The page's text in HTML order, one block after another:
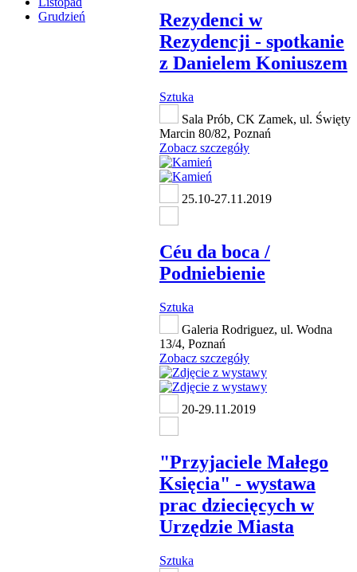
Grudzień
Rezydenci w
Rezydencji - spotkanie
z Danielem Koniuszem
Sztuka
Sala Prób, CK Zamek, ul. Święty
Marcin 80/82, Poznań
Zobacz szczegóły
25.10-27.11.2019
Céu da boca /
Podniebienie
Sztuka
Galeria Rodriguez, ul. Wodna
13/4, Poznań
Zobacz szczegóły
20-29.11.2019
"Przyjaciele Małego
Księcia" - wystawa
prac dziecięcych w
Urzędzie Miasta
Sztuka